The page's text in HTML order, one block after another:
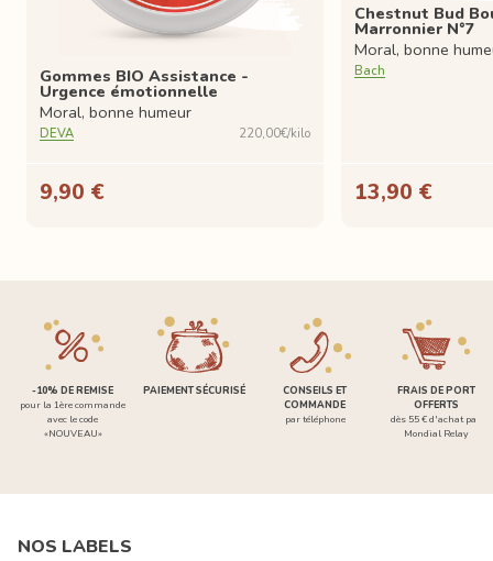
Gommes BIO Assistance -
Urgence émotionnelle
Moral, bonne humeur
DEVA 220,00€/kilo
9,90 €
Chestnut Bud
Marronnier N°7
Moral, bonne
Bach
13,90 €
-10% DE REMISE
pour la 1ère commande
avec le code
«NOUVEAU»
PAIEMENT SÉCURISÉ
CONSEILS ET
COMMANDE
par téléphone
FRAIS DE PORT
OFFERTS
dès 55 € d'achat par
Mondial Relay
NOS LABELS